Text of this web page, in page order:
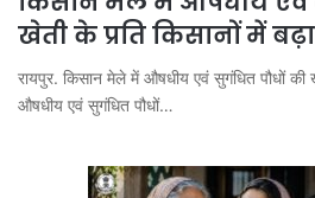
खेती के प्रति किसानों में
रायपुर. किसान मेले में औषधीय एवं सुगंधित पौधों
औषधीय एवं सुगंधित पौधों…